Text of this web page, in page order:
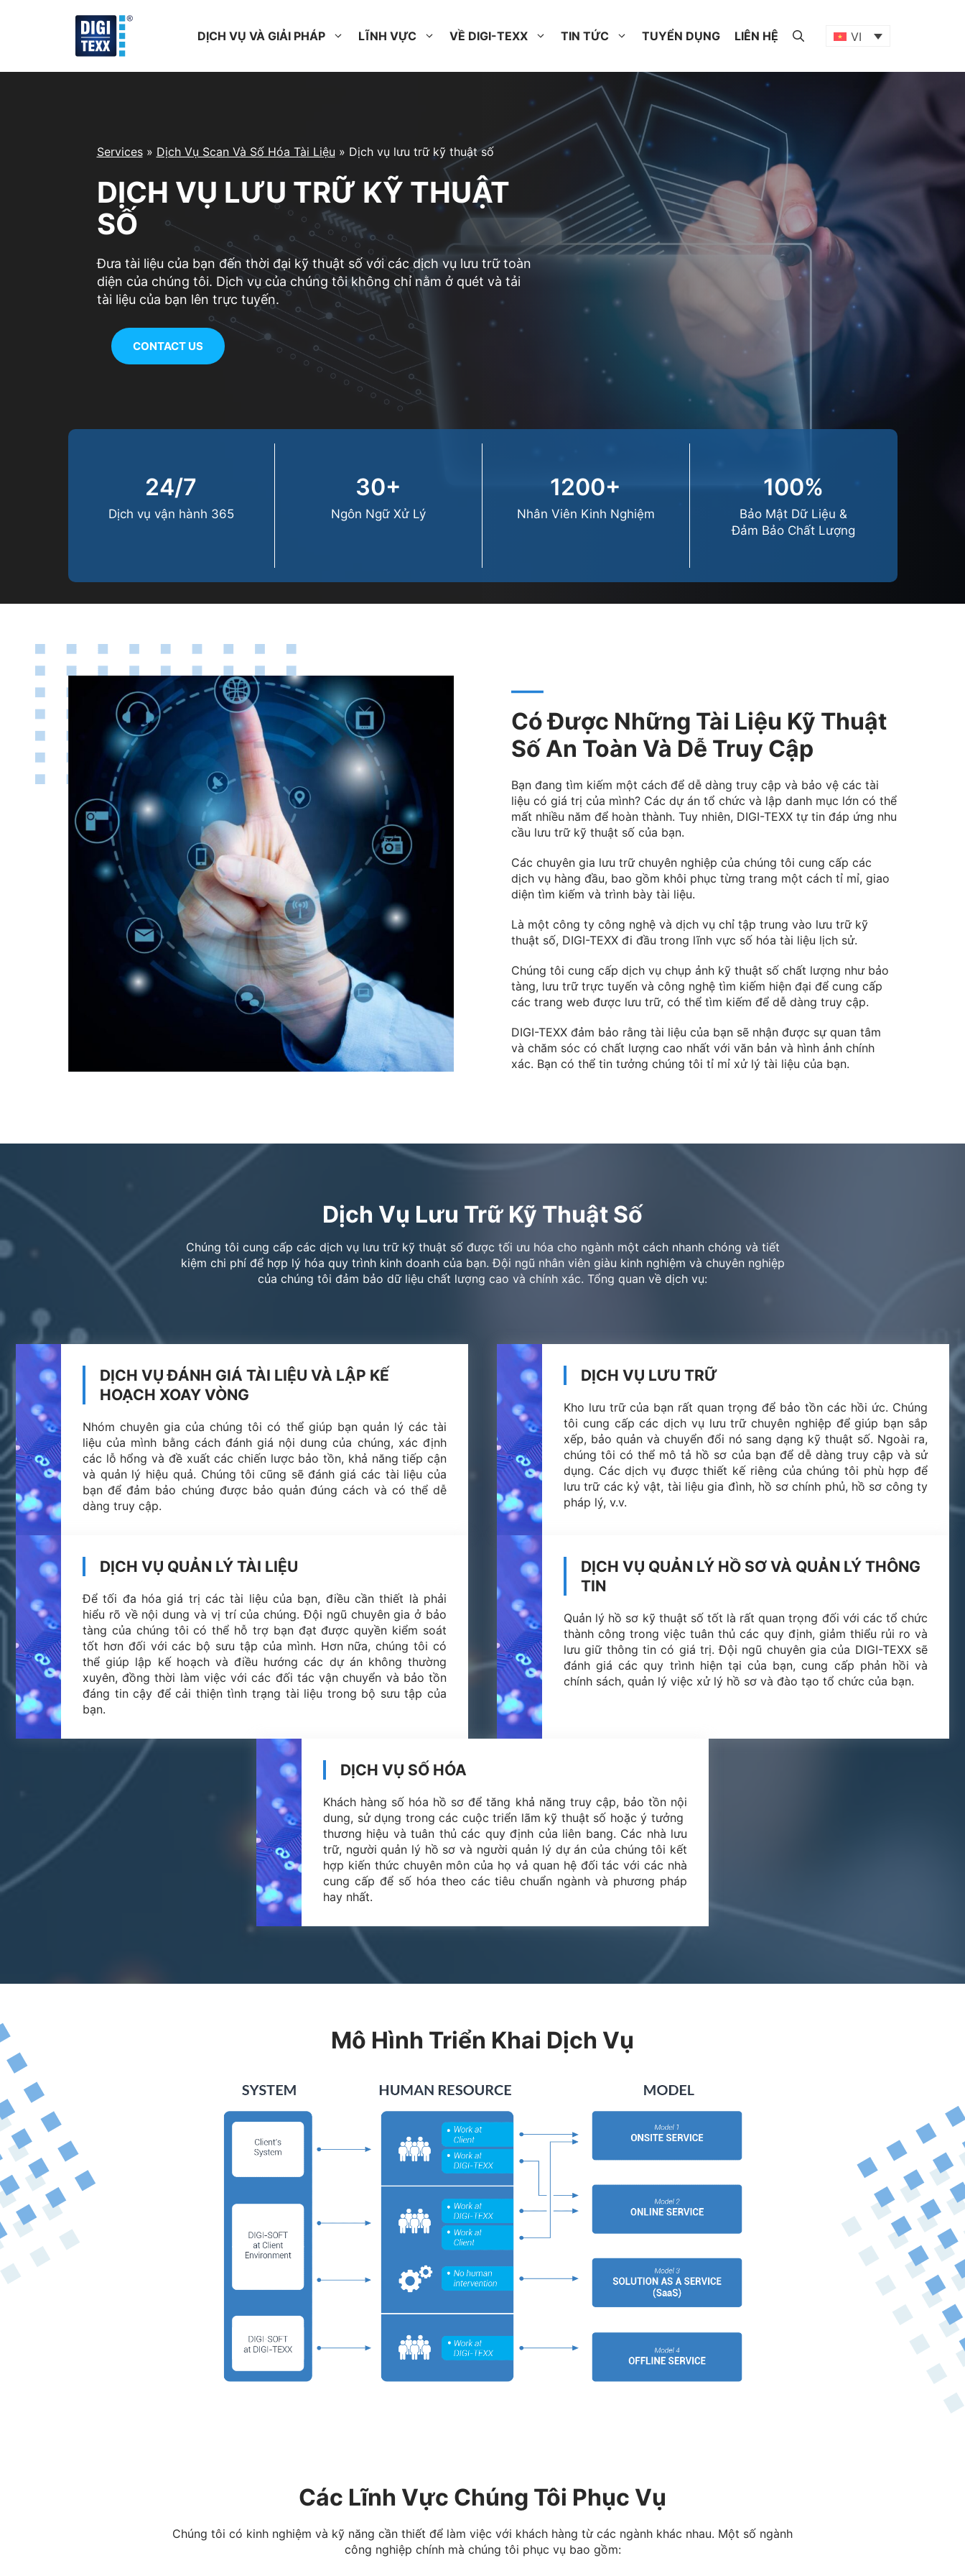
DỊCH VỤ VÀ GIẢI PHÁP LĨNH VỰC VỀ DIGI-TEXX TIN TỨC TUYỂN DỤNG LIÊN HỆ VI
Services» Dịch Vụ Scan Và Số Hóa Tài Liệu » Dịch vụ lưu trữ kỹ thuật số
DỊCH VỤ LƯU TRỮ KỸ THUẬT
SỐ
Đưa tài liệu của bạn đến thời đại kỹ thuật số với các dịch vụ lưu trữ toàn
diện của chúng tôi. Dịch vụ của chúng tôi không chỉ nằm ở quét và tải
tài liệu của bạn lên trực tuyến.
CONTACT US
24/7
Dịch vụ vận hành 365
30+
Ngôn Ngữ Xử Lý
1200+
Nhân Viên Kinh Nghiệm
100%
Bảo Mật Dữ Liệu &
Đảm Bảo Chất Lượng
Có Được Những Tài Liệu Kỹ Thuật
Số An Toàn Và Dễ Truy Cập
Bạn đang tìm kiếm một cách để dễ dàng truy cập và bảo vệ các tài
liệu có giá trị của mình? Các dự án tổ chức và lập danh mục lớn có thể
mất nhiều năm để hoàn thành. Tuy nhiên, DIGI-TEXX tự tin đáp ứng nhu
cầu lưu trữ kỹ thuật số của bạn.
Các chuyên gia lưu trữ chuyên nghiệp của chúng tôi cung cấp các
dịch vụ hàng đầu, bao gồm khôi phục từng trang một cách tỉ mỉ, giao
diện tìm kiếm và trình bày tài liệu.
Là một công ty công nghệ và dịch vụ chỉ tập trung vào lưu trữ kỹ
thuật số, DIGI-TEXX đi đầu trong lĩnh vực số hóa tài liệu lịch sử.
Chúng tôi cung cấp dịch vụ chụp ảnh kỹ thuật số chất lượng như bảo
tàng, lưu trữ trực tuyến và công nghệ tìm kiếm hiện đại để cung cấp
các trang web được lưu trữ, có thể tìm kiếm để dễ dàng truy cập.
DIGI-TEXX đảm bảo rằng tài liệu của bạn sẽ nhận được sự quan tâm
và chăm sóc có chất lượng cao nhất với văn bản và hình ảnh chính
xác. Bạn có thể tin tưởng chúng tôi tỉ mỉ xử lý tài liệu của bạn.
Dịch Vụ Lưu Trữ Kỹ Thuật Số
Chúng tôi cung cấp các dịch vụ lưu trữ kỹ thuật số được tối ưu hóa cho ngành một cách nhanh chóng và tiết
kiệm chi phí để hợp lý hóa quy trình kinh doanh của bạn. Đội ngũ nhân viên giàu kinh nghiệm và chuyên nghiệp
của chúng tôi đảm bảo dữ liệu chất lượng cao và chính xác. Tổng quan về dịch vụ:
DỊCH VỤ ĐÁNH GIÁ TÀI LIỆU VÀ LẬP KẾ
HOẠCH XOAY VÒNG
Nhóm chuyên gia của chúng tôi có thể giúp bạn quản lý các tài
liệu của mình bằng cách đánh giá nội dung của chúng, xác định
các lỗ hổng và đề xuất các chiến lược bảo tồn, khả năng tiếp cận
và quản lý hiệu quả. Chúng tôi cũng sẽ đánh giá các tài liệu của
bạn để đảm bảo chúng được bảo quản đúng cách và có thể dễ
dàng truy cập.
DỊCH VỤ LƯU TRỮ
Kho lưu trữ của bạn rất quan trọng để bảo tồn các hồi ức. Chúng
tôi cung cấp các dịch vụ lưu trữ chuyên nghiệp để giúp bạn sắp
xếp, bảo quản và chuyển đổi nó sang dạng kỹ thuật số. Ngoài ra,
chúng tôi có thể mô tả hồ sơ của bạn để dễ dàng truy cập và sử
dụng. Các dịch vụ được thiết kế riêng của chúng tôi phù hợp để
lưu trữ các kỷ vật, tài liệu gia đình, hồ sơ chính phủ, hồ sơ công ty
pháp lý, v.v.
DỊCH VỤ QUẢN LÝ TÀI LIỆU
Để tối đa hóa giá trị các tài liệu của bạn, điều cần thiết là phải
hiểu rõ về nội dung và vị trí của chúng. Đội ngũ chuyên gia ở bảo
tàng của chúng tôi có thể hỗ trợ bạn đạt được quyền kiểm soát
tốt hơn đối với các bộ sưu tập của mình. Hơn nữa, chúng tôi có
thể giúp lập kế hoạch và điều hướng các dự án không thường
xuyên, đồng thời làm việc với các đối tác vận chuyển và bảo tồn
đáng tin cậy để cải thiện tình trạng tài liệu trong bộ sưu tập của
bạn.
DỊCH VỤ QUẢN LÝ HỒ SƠ VÀ QUẢN LÝ THÔNG
TIN
Quản lý hồ sơ kỹ thuật số tốt là rất quan trọng đối với các tổ chức
thành công trong việc tuân thủ các quy định, giảm thiểu rủi ro và
lưu giữ thông tin có giá trị. Đội ngũ chuyên gia của DIGI-TEXX sẽ
đánh giá các quy trình hiện tại của bạn, cung cấp phản hồi và
chính sách, quản lý việc xử lý hồ sơ và đào tạo tổ chức của bạn.
DỊCH VỤ SỐ HÓA
Khách hàng số hóa hồ sơ để tăng khả năng truy cập, bảo tồn nội
dung, sử dụng trong các cuộc triển lãm kỹ thuật số hoặc ý tưởng ​​
thương hiệu và tuân thủ các quy định của liên bang. Các nhà lưu
trữ, người quản lý hồ sơ và người quản lý dự án của chúng tôi kết
hợp kiến ​​thức chuyên môn của họ vả quan hệ đối tác với các nhà
cung cấp để số hóa theo các tiêu chuẩn ngành và phương pháp
hay nhất.
Mô Hình Triển Khai Dịch Vụ
Các Lĩnh Vực Chúng Tôi Phục Vụ
Chúng tôi có kinh nghiệm và kỹ năng cần thiết để làm việc với khách hàng từ các ngành khác nhau. Một số ngành
công nghiệp chính mà chúng tôi phục vụ bao gồm: